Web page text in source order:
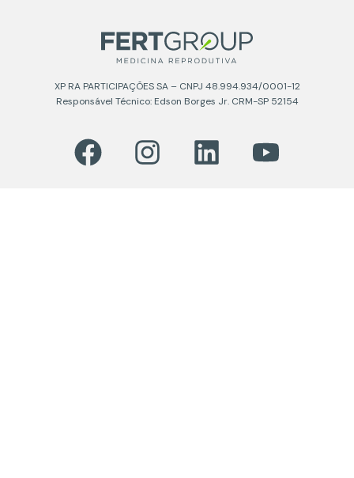
XP RA PARTICIPAÇÕES SA – CNPJ 48.994.934/0001-12
Responsável Técnico: Edson Borges Jr. CRM-SP 52154